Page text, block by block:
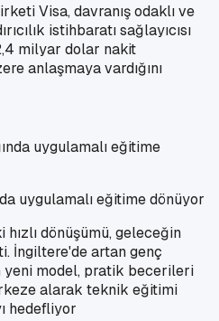
Visa, davranış odaklı ve
istihbaratı sağlayıcısı
milyar dolar nakit
anlaşmaya vardığını
uygulamalı eğitime dönüyor
hızlı dönüşümü, geleceğin
İngiltere'de artan genç
model, pratik becerileri
alarak teknik eğitimi
hedefliyor